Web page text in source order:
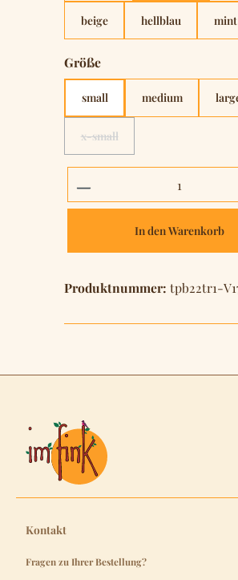
beige hellblau mint
Größeauswählen
small medium
x-small
(Diese Option ist zurzeit nicht
Produkt Anzahl: Gib
In den Warenkorb
Produktnummer: tpb22tr1-
Kontakt
Fragen zu Ihrer Bestellung?